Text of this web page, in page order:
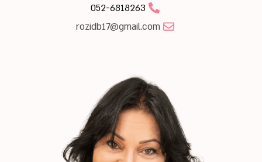
052-6818263
rozidb17@gmail.com